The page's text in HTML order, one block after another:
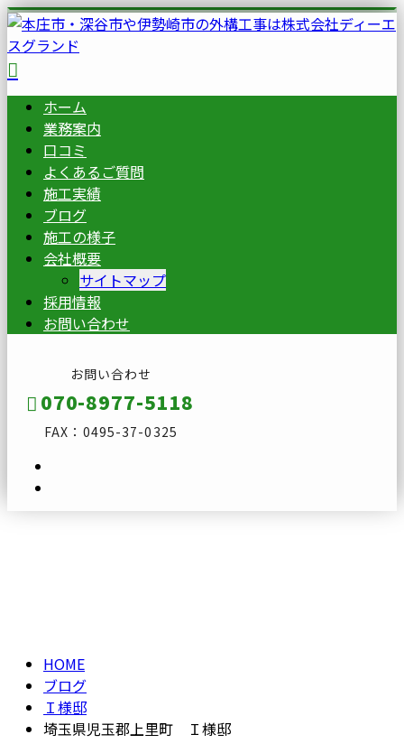
ホーム
業務案内
口コミ
よくあるご質問
施工実績
ブログ
施工の様子
会社概要
サイトマップ
採用情報
お問い合わせ
お問い合わせ
070-8977-5118
FAX：0495-37-0325
HOME
ブログ
Ｉ様邸
埼玉県児玉郡上里町 Ｉ様邸